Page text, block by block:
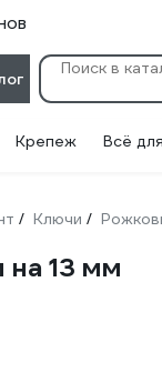
Крепеж Всё
/ Ключи /
13 мм